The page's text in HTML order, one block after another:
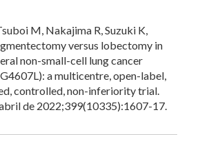
M, Nakajima R, Suzuki K,
versus lobectomy in
non-small-cell lung cancer
a multicentre, open-label,
controlled, non-inferiority trial.
de 2022;399(10335):1607-17.